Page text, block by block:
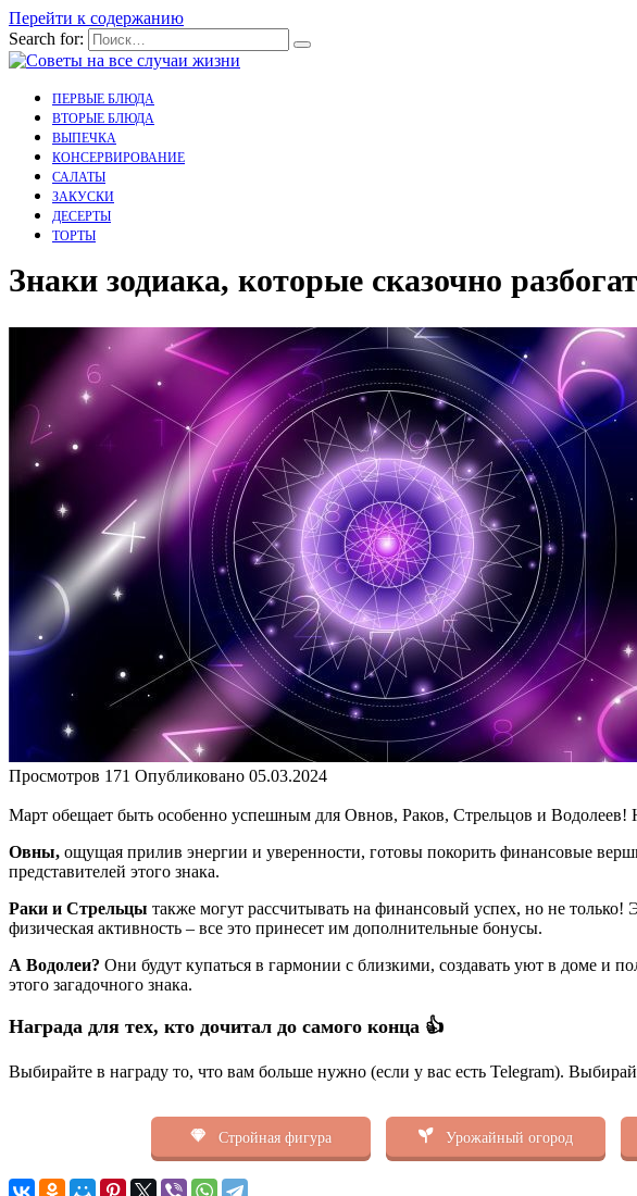
Перейти к содержанию
Search for:
ПЕРВЫЕ БЛЮДА
ВТОРЫЕ БЛЮДА
ВЫПЕЧКА
КОНСЕРВИРОВАНИЕ
САЛАТЫ
ЗАКУСКИ
ДЕСЕРТЫ
ТОРТЫ
Знаки зодиака, которые сказочно
Просмотров 171 Опубликовано 05.03.2024
Март обещает быть особенно успешным для Овнов, Раков, Стрельцов и Водолеев!
Овны, ощущая прилив энергии и уверенности, готовы покорить финансовые
представителей этого знака.
Раки и Стрельцы также могут рассчитывать на финансовый успех, но не только!
физическая активность – все это принесет им дополнительные бонусы.
А Водолеи? Они будут купаться в гармонии с близкими, создавать уют в доме и
этого загадочного знака.
Награда для тех, кто дочитал до самого конца 👍
Выбирайте в награду то, что вам больше нужно (если у вас есть Telegram).
Стройная фигура Урожайный огород